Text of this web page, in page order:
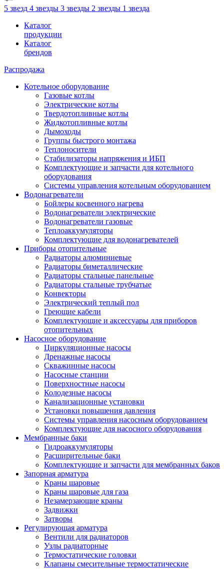
5 звезд 4 звезды 3 звезды 2 звезды 1 звезда
Каталог
продукции
Каталог
брендов
Распродажа
Котельное оборудование
Газовые котлы
Электрические котлы
Твердотопливные котлы
Жидкотопливные котлы
Дымоходы
Группы быстрого монтажа
Теплоносители
Стабилизаторы напряжения и ИБП
Комплектующие и запчасти для котельного
оборудования
Системы управления котельным оборудованием
Водонагреватели
Бойлеры косвенного нагрева
Водонагреватели электрические
Водонагреватели газовые
Теплоаккумуляторы
Комплектующие для водонагревателей
Приборы отопительные
Радиаторы алюминиевые
Радиаторы биметаллические
Радиаторы стальные панельные
Радиаторы стальные трубчатые
Конвекторы
Электрический теплый пол
Греющие кабели
Комплектующие и аксессуары для приборов
отопительных
Насосное оборудование
Циркуляционные насосы
Дренажные насосы
Скважинные насосы
Насосные станции
Поверхностные насосы
Колодезные насосы
Канализационные установки
Установки повышения давления
Системы управления насосным оборудованием
Комплектующие для насосного оборудования
Мембранные баки
Гидроаккумуляторы
Расширительные баки
Комплектующие и запчасти для мембранных баков
Запорная арматура
Краны шаровые
Краны шаровые для газа
Незамерзающие краны
Задвижки
Затворы
Регулирующая арматура
Вентили для радиаторов
Узлы радиаторные
Термостатические головки
Клапаны смесительные термостатические